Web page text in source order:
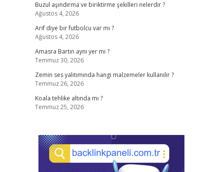
Buzul aşındırma ve biriktirme şekilleri nelerdir ?
Ağustos 4, 2026
Arif diye bir futbolcu var mı ?
Ağustos 4, 2026
Amasra Bartın aynı yer mi ?
Temmuz 30, 2026
Zemin ses yalıtımında hangi malzemeler kullanılır ?
Temmuz 26, 2026
Koala tehlike altında mı ?
Temmuz 25, 2026